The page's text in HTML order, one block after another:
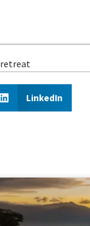
retreat
LinkedIn